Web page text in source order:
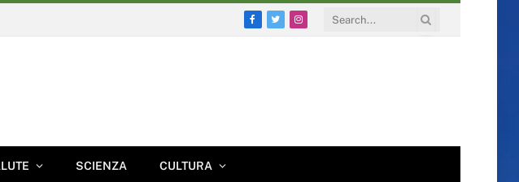
Facebook
TwitterInstagram
SCIENZA CULTURA